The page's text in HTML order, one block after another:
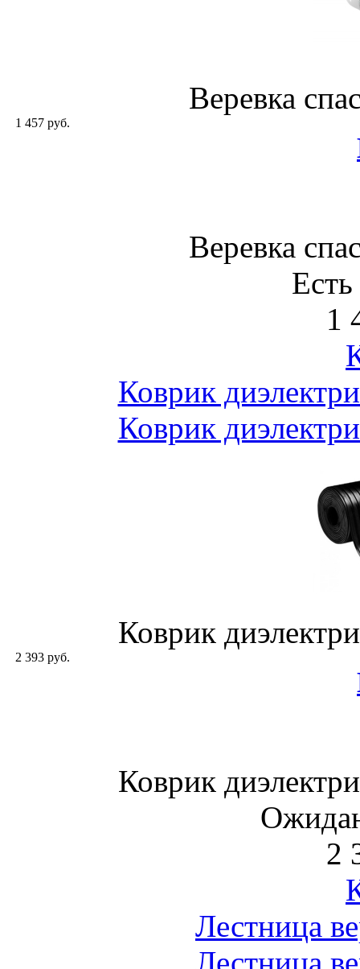
Веревка
1 457 руб.
Веревка
1
Коврик
Коврик
Коврик
2 393 руб.
Коврик
2
Лестница